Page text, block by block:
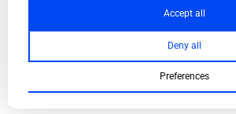
Accept all
Deny all
Preferences